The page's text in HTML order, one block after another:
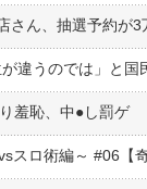
さん、抽選予約が
違うのでは」と国
羞恥、中●︎し罰ゲ
スロ術編～ #06【